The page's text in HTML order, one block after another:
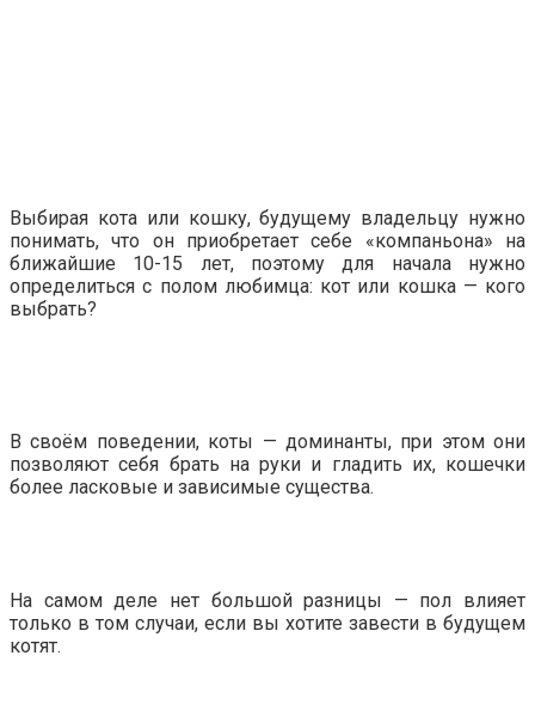
Выбирая кота или кошку, будущему владельцу нужно
понимать, что он приобретает себе «компаньона» на
ближайшие 10-15 лет, поэтому для начала нужно
определиться с полом любимца: кот или кошка — кого
выбрать?
В своём поведении, коты — доминанты, при этом они
позволяют себя брать на руки и гладить их, кошечки
более ласковые и зависимые существа.
На самом деле нет большой разницы — пол влияет
только в том случаи, если вы хотите завести в будущем
котят.